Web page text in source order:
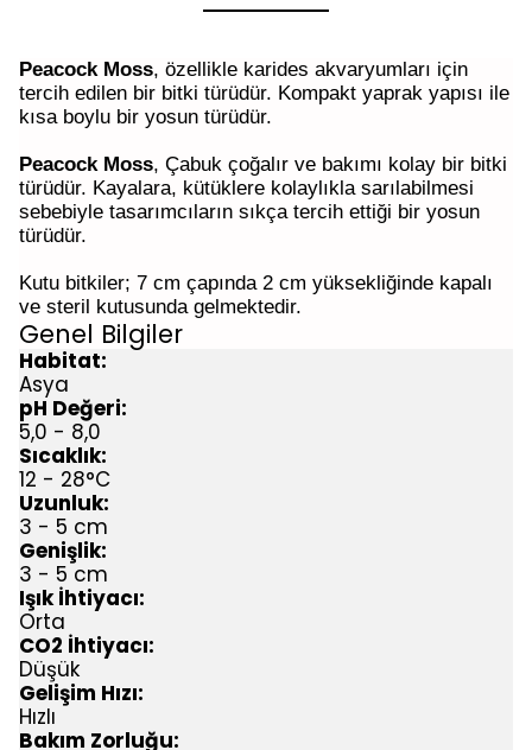
Peacock Moss, özellikle karides akvaryumları için
tercih edilen bir bitki türüdür. Kompakt yaprak yapısı ile
kısa boylu bir yosun türüdür.
Peacock Moss, Çabuk çoğalır ve bakımı kolay bir bitki
türüdür. Kayalara, kütüklere kolaylıkla sarılabilmesi
sebebiyle tasarımcıların sıkça tercih ettiği bir yosun
türüdür.
Kutu bitkiler; 7 cm çapında 2 cm yüksekliğinde kapalı
ve steril kutusunda gelmektedir.
Genel Bilgiler
Habitat:
Asya
pH Değeri:
5,0 - 8,0
Sıcaklık:
12 - 28°C
Uzunluk:
3 - 5 cm
Genişlik:
3 - 5 cm
Işık İhtiyacı:
Orta
CO2 İhtiyacı:
Düşük
Gelişim Hızı:
Hızlı
Bakım Zorluğu: